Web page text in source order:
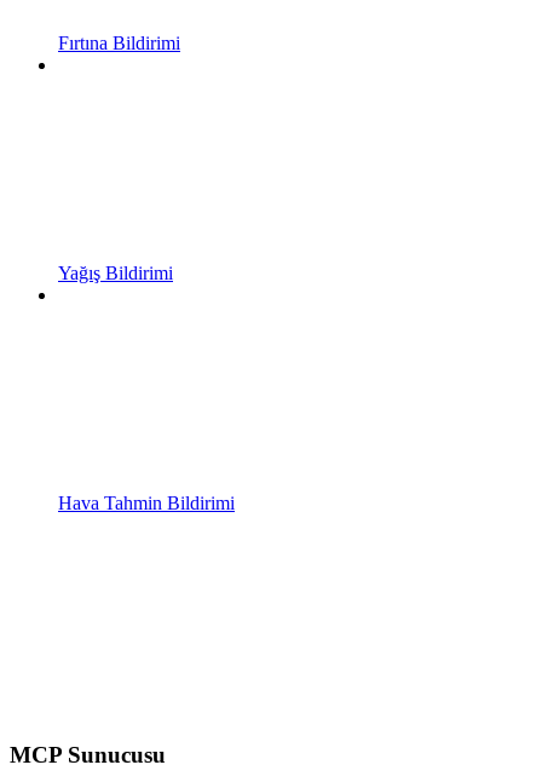
Fırtına Bildirimi
Yağış Bildirimi
Hava Tahmin Bildirimi
MCP Sunucusu